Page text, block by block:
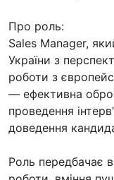
Про роль:
Sales Manager,
України з
роботи з
— ефективна
проведення
доведення
Роль передбачає